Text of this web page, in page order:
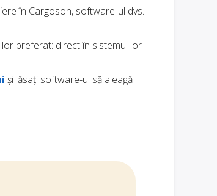
în Cargoson, software-ul dvs.
preferat: direct în sistemul lor
și lăsați software-ul să aleagă